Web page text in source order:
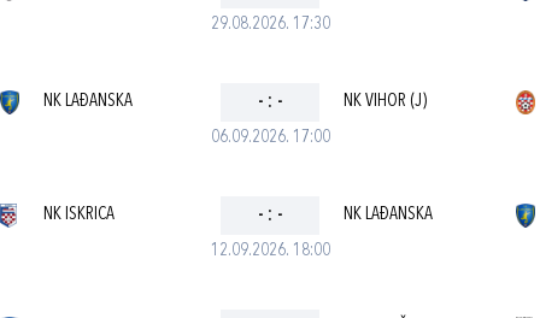
29.08.2026. 17:30
06.09.2026. 17:00
NK LAĐANSKA - : - NK VIHOR (J)
12.09.2026. 18:00
NK ISKRICA - : - NK LAĐANSKA